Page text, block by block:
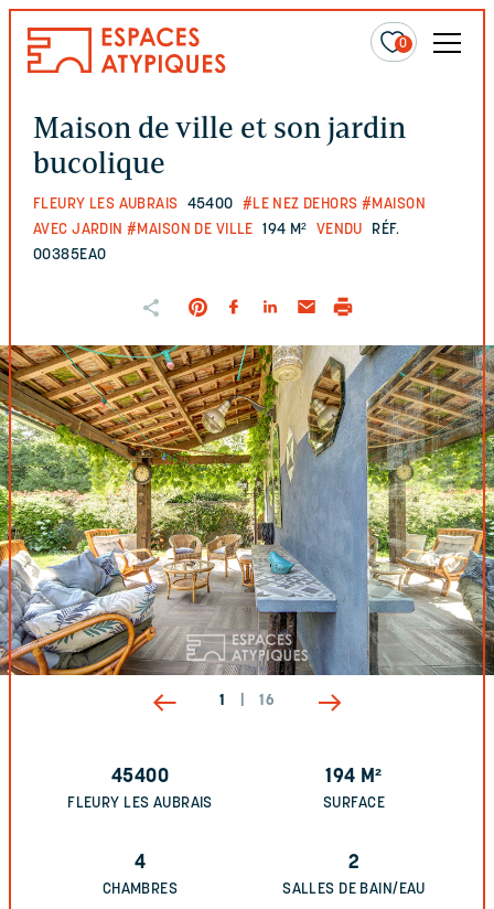
0
Maison de ville et son jardin
bucolique
FLEURY LES AUBRAIS 45400 #LE NEZ DEHORS #MAISON
AVEC JARDIN #MAISON DE VILLE 194 M² VENDU
RÉF.
00385EAO
1 16
45400
FLEURY LES AUBRAIS
194 M²
SURFACE
4
CHAMBRES
2
SALLES DE BAIN/EAU